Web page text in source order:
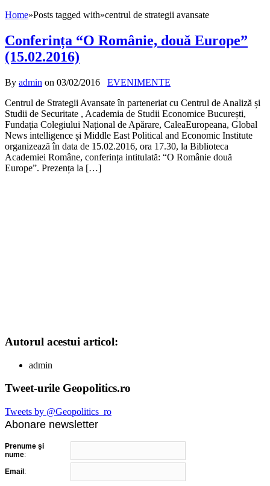
Home»Posts tagged with»centrul de strategii avansate
Conferința “O Românie, două Europe”
(15.02.2016)
By admin on 03/02/2016
EVENIMENTE
Centrul de Strategii Avansate în parteneriat cu Centrul de Analiză și
Studii de Securitate , Academia de Studii Economice București,
Fundația Colegiului Național de Apărare, CaleaEuropeana, Global
News intelligence și Middle East Political and Economic Institute
organizează în data de 15.02.2016, ora 17.30, la Biblioteca
Academiei Române, conferința intitulată: “O Românie două
Europe”. Prezența la […]
Autorul acestui articol:
admin
Tweet-urile Geopolitics.ro
Tweets by @Geopolitics_ro
Abonare newsletter
Prenume şi
nume:
Email :